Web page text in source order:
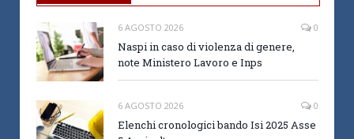
6 AGOSTO 2026 0
Naspi in caso di violenza di genere,
note Ministero Lavoro e Inps
6 AGOSTO 2026 0
Elenchi cronologici bando Isi 2025 Asse